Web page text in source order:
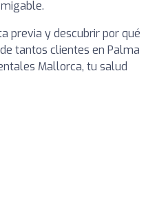
previa y descubrir por qué
tantos clientes en Palma
Mallorca, tu salud